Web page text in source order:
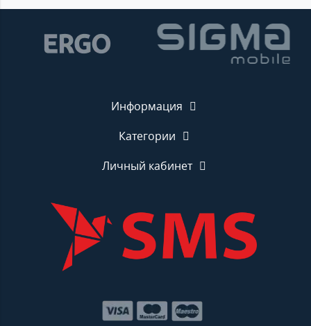
Информация
Категории
Личный кабинет